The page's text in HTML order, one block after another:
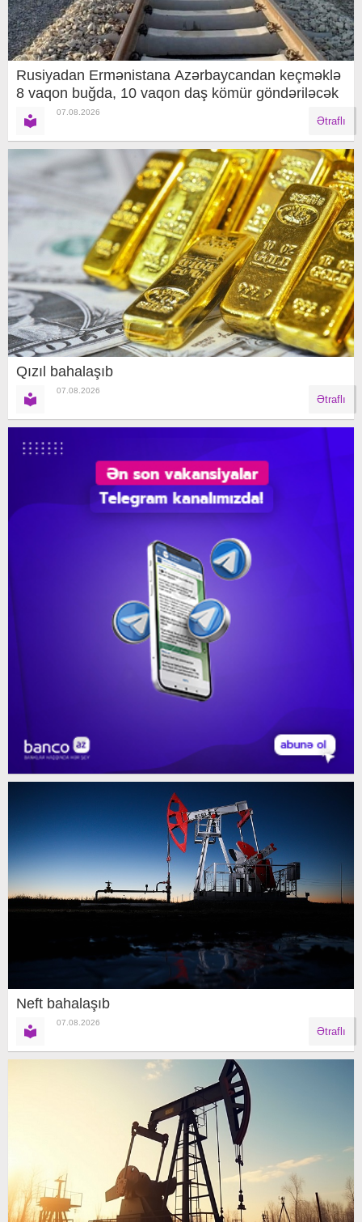
Rusiyadan Ermənistana Azərbaycandan keçməklə
8 vaqon buğda, 10 vaqon daş kömür göndəriləcək
07.08.2026
Ətraflı
Qızıl bahalaşıb
07.08.2026
Ətraflı
Neft bahalaşıb
07.08.2026
Ətraflı